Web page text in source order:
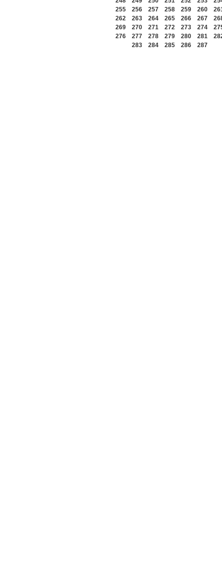
255
256 257 258 259 260
262
263 264 265 266 267
269
270 271 272 273 274
276
277 278 279 280 281
283
284 285 286 287